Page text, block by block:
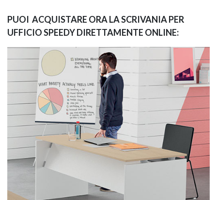
PUOI ACQUISTARE ORA LA SCRIVANIA PER
UFFICIO SPEEDY DIRETTAMENTE ONLINE: